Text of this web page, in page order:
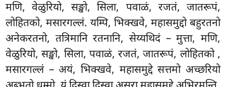
मणि, वेळुरियो, सङ्खो, सिला, पवाळं, रजतं, जातरूपं,
लोहितको, मसारगल्लं. यम्पि, भिक्खवे, महासमुद्दो बहुरतनो
अनेकरतनो, तत्रिमानि रतनानि, सेय्यथिदं – मुत्ता, मणि,
वेळुरियो, सङ्खो, सिला, पवाळं, रजतं, जातरूपं, लोहितको ,
मसारगल्लं – अयं, भिक्खवे, महासमुद्दे सत्तमो अच्छरियो